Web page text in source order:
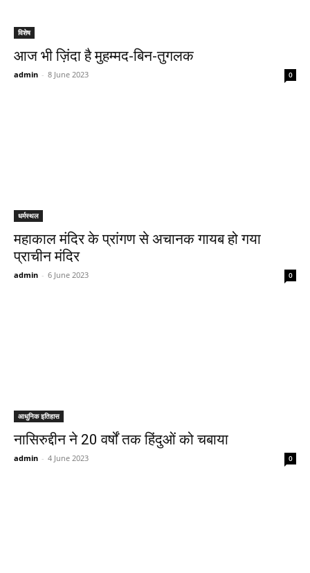
विशेष
आज भी ज़िंदा है मुहम्मद-बिन-तुगलक
admin - 8 June 2023 0
धर्मस्थल
महाकाल मंदिर के प्रांगण से अचानक गायब हो गया
प्राचीन मंदिर
admin - 6 June 2023 0
आधुनिक इतिहास
नासिरुद्दीन ने 20 वर्षों तक हिंदुओं को चबाया
admin - 4 June 2023 0